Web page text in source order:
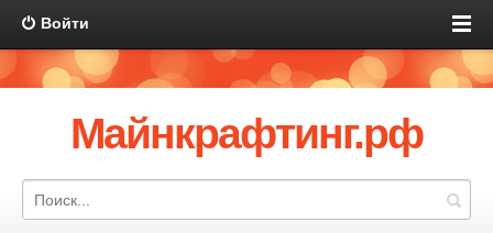
Войти
Майнкрафтинг.рф